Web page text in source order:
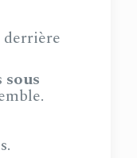
derrière
sous